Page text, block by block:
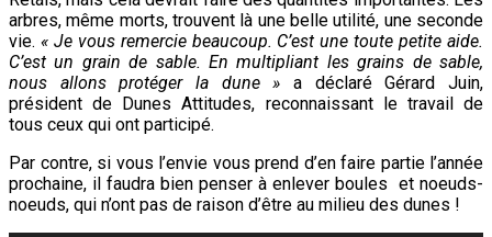
arbres, même morts, trouvent là une belle utilité, une seconde
vie. « Je vous remercie beaucoup. C’est une toute petite aide.
C’est un grain de sable. En multipliant les grains de sable,
nous allons protéger la dune » a déclaré Gérard Juin,
président de Dunes Attitudes, reconnaissant le travail de
tous ceux qui ont participé.
Par contre, si vous l’envie vous prend d’en faire partie l’année
prochaine, il faudra bien penser à enlever boules et noeuds-
noeuds, qui n’ont pas de raison d’être au milieu des dunes !